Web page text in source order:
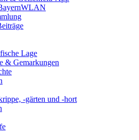
Lage
& Gemarkungen
-gärten und -hort